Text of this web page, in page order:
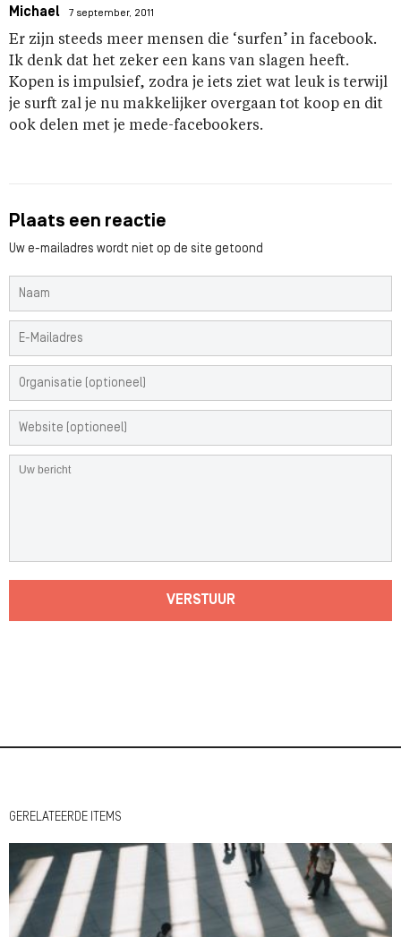
Michael 7 september, 2011
Er zijn steeds meer mensen die ‘surfen’ in facebook.
Ik denk dat het zeker een kans van slagen heeft.
Kopen is impulsief, zodra je iets ziet wat leuk is terwijl
je surft zal je nu makkelijker overgaan tot koop en dit
ook delen met je mede-facebookers.
Plaats een reactie
Uw e-mailadres wordt niet op de site getoond
VERSTUUR
GERELATEERDE ITEMS